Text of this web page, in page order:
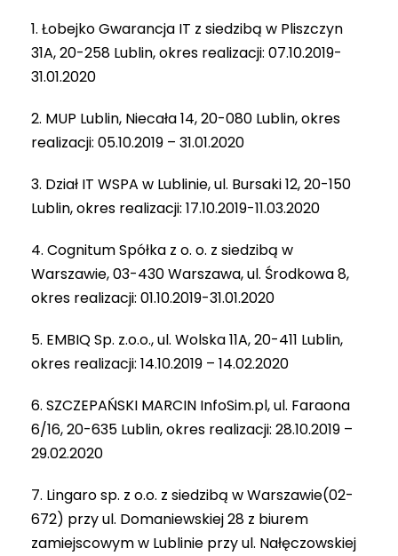
1. Łobejko Gwarancja IT z siedzibą w Pliszczyn
31A, 20-258 Lublin, okres realizacji: 07.10.2019-
31.01.2020
2. MUP Lublin, Niecała 14, 20-080 Lublin, okres
realizacji: 05.10.2019 – 31.01.2020
3. Dział IT WSPA w Lublinie, ul. Bursaki 12, 20-150
Lublin, okres realizacji: 17.10.2019-11.03.2020
4. Cognitum Spółka z o. o. z siedzibą w
Warszawie, 03-430 Warszawa, ul. Środkowa 8,
okres realizacji: 01.10.2019-31.01.2020
5. EMBIQ Sp. z.o.o., ul. Wolska 11A, 20-411 Lublin,
okres realizacji: 14.10.2019 – 14.02.2020
6. SZCZEPAŃSKI MARCIN InfoSim.pl, ul. Faraona
6/16, 20-635 Lublin, okres realizacji: 28.10.2019 –
29.02.2020
7. Lingaro sp. z o.o. z siedzibą w Warszawie(02-
672) przy ul. Domaniewskiej 28 z biurem
zamiejscowym w Lublinie przy ul. Nałęczowskiej